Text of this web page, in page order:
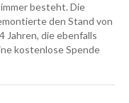
besteht. Die
den Stand von
Jahren, die ebenfalls
kostenlose Spende